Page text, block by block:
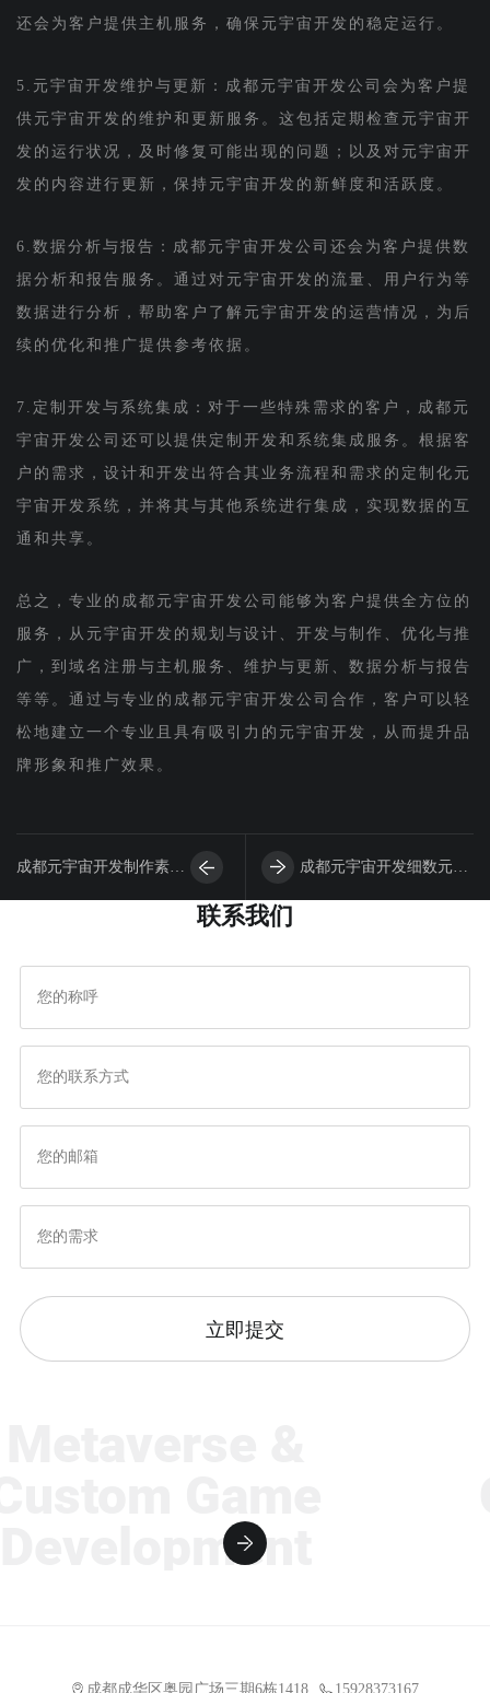
还会为客户提供主机服务，确保元宇宙开发的稳定运行。
5.元宇宙开发维护与更新：成都元宇宙开发公司会为客户提
供元宇宙开发的维护和更新服务。这包括定期检查元宇宙开
发的运行状况，及时修复可能出现的问题；以及对元宇宙开
发的内容进行更新，保持元宇宙开发的新鲜度和活跃度。
6.数据分析与报告：成都元宇宙开发公司还会为客户提供数
据分析和报告服务。通过对元宇宙开发的流量、用户行为等
数据进行分析，帮助客户了解元宇宙开发的运营情况，为后
续的优化和推广提供参考依据。
7.定制开发与系统集成：对于一些特殊需求的客户，成都元
宇宙开发公司还可以提供定制开发和系统集成服务。根据客
户的需求，设计和开发出符合其业务流程和需求的定制化元
宇宙开发系统，并将其与其他系统进行集成，实现数据的互
通和共享。
总之，专业的成都元宇宙开发公司能够为客户提供全方位的
服务，从元宇宙开发的规划与设计、开发与制作、优化与推
广，到域名注册与主机服务、维护与更新、数据分析与报告
等等。通过与专业的成都元宇宙开发公司合作，客户可以轻
松地建立一个专业且具有吸引力的元宇宙开发，从而提升品
牌形象和推广效果。
成都元宇宙开发制作素 成都元宇宙开发细数元宇
联系我们
立即提交
成都成华区奥园广场三期6栋1418 15928373167